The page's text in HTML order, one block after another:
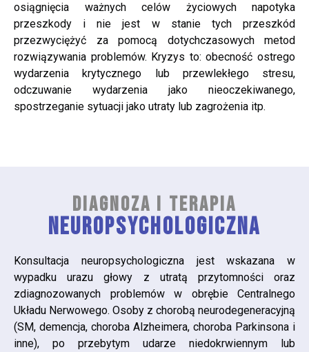
osiągnięcia ważnych celów życiowych napotyka
przeszkody i nie jest w stanie tych przeszkód
przezwyciężyć za pomocą dotychczasowych metod
rozwiązywania problemów. Kryzys to: obecność ostrego
wydarzenia krytycznego lub przewlekłego stresu,
odczuwanie wydarzenia jako nieoczekiwanego,
spostrzeganie sytuacji jako utraty lub zagrożenia itp.
DIAGNOZA I TERAPIA
NEUROPSYCHOLOGICZNA
Konsultacja neuropsychologiczna jest wskazana w
wypadku urazu głowy z utratą przytomności oraz
zdiagnozowanych problemów w obrębie Centralnego
Układu Nerwowego. Osoby z chorobą neurodegeneracyjną
(SM, demencja, choroba Alzheimera, choroba Parkinsona i
inne), po przebytym udarze niedokrwiennym lub